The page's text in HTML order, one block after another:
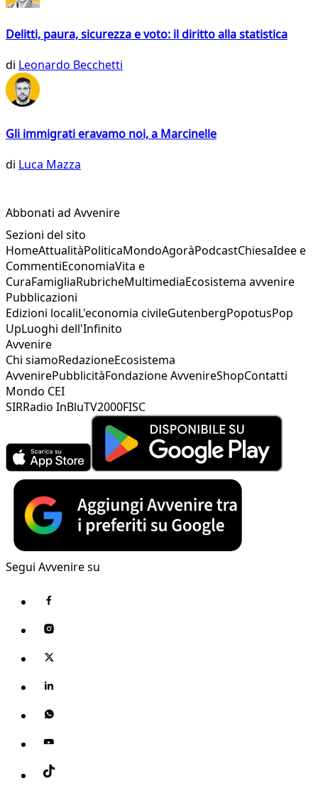
Delitti, paura, sicurezza e voto: il diritto alla statistica
di Leonardo Becchetti
Gli immigrati eravamo noi, a Marcinelle
di Luca Mazza
Abbonati ad Avvenire
Sezioni del sito
HomeAttualitàPoliticaMondoAgoràPodcastChiesaIdee e
CommentiEconomiaVita e
CuraFamigliaRubricheMultimediaEcosistema avvenire
Pubblicazioni
Edizioni localiL'economia civileGutenbergPopotusPop
UpLuoghi dell'Infinito
Avvenire
Chi siamoRedazioneEcosistema
AvvenirePubblicitàFondazione AvvenireShopContatti
Mondo CEI
SIRRadio InBluTV2000FISC
Segui Avvenire su